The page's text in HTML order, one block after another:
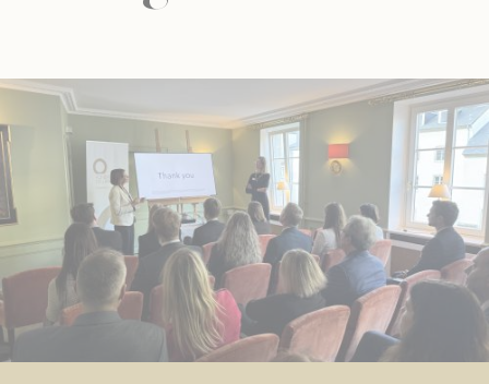
UNIVERSELLE BILDUNG